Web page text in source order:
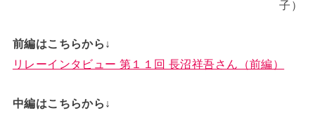
子）
前編はこちらから↓
リレーインタビュー 第１１回 長沼祥吾さん（前編）
中編はこちらから↓